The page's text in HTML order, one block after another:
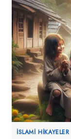
İSLAMI HIKAYELER